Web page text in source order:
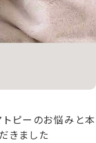
ピーのお悩みと本
きました